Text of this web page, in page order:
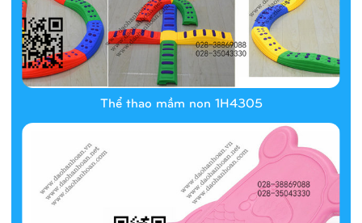
Thể thao mầm non 1H4305